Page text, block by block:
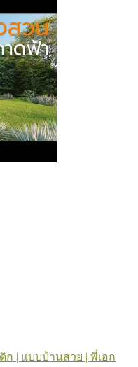
ก | แบบบ้านสวย | พี่เอก